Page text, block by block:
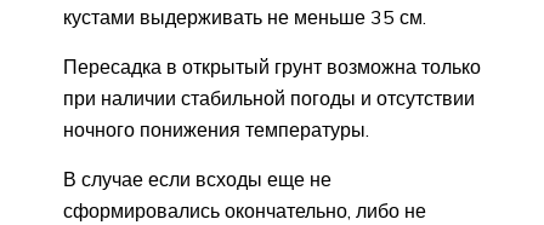
кустами выдерживать не меньше 35 см.
Пересадка в открытый грунт возможна только
при наличии стабильной погоды и отсутствии
ночного понижения температуры.
В случае если всходы еще не
сформировались окончательно, либо не